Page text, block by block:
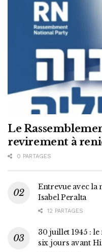
Le
revirement à
0 PARTAGES
Entrevue avec la
Isabel Peralta
12 PARTAGES
30 juillet 1945 :
six jours avant